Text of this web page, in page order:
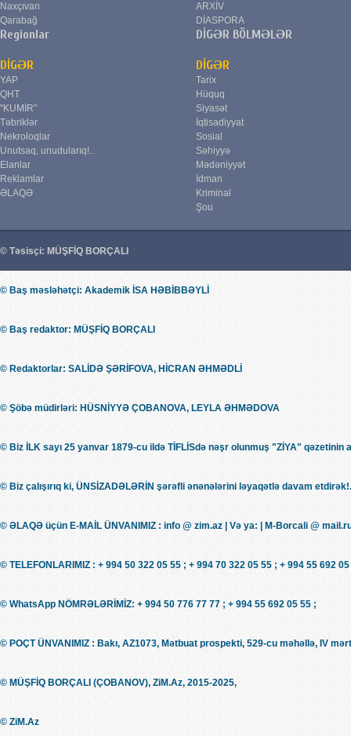
Naxçıvan
Qarabağ
Regionlar
ARXİV
DİASPORA
DİGƏR BÖLMƏLƏR
DİGƏR
YAP
QHT
"KUMİR"
Təbriklər
Nekroloqlar
Unutsaq, unudularıq!..
Elanlar
Reklamlar
ƏLAQƏ
DİGƏR
Tarix
Hüquq
Siyasət
İqtisadiyyat
Sosial
Səhiyyə
Mədəniyyət
İdman
Kriminal
Şou
© Təsisçi: MÜŞFİQ BORÇALI
© Baş məsləhətçi: Akademik İSA HƏBİBBƏYLİ
© Baş redaktor: MÜŞFİQ BORÇALI
© Redaktorlar: SALİDƏ ŞƏRİFOVA, HİCRAN ƏHMƏDLİ
© Şöbə müdirləri: HÜSNİYYƏ ÇOBANOVA, LEYLA ƏHMƏDOVA
© Biz İLK sayı 25 yanvar 1879-cu ildə TİFLİSdə nəşr olunmuş "ZİYA" qəzetinin
© Biz çalışırıq ki, ÜNSİZADƏLƏRİN şərəfli ənənələrini ləyaqətlə davam
© ƏLAQƏ üçün E-MAİL ÜNVANIMIZ : info @ zim.az | Və ya: | M-Borcali @
© TELEFONLARIMIZ : + 994 50 322 05 55 ; + 994 70 322 05 55 ; + 994 55 692
© WhatsApp NÖMRƏLƏRİMİZ: + 994 50 776 77 77 ; + 994 55 692 05 55 ;
© POÇT ÜNVANIMIZ : Bakı, AZ1073, Mətbuat prospekti, 529-cu məhəllə, IV
© MÜŞFİQ BORÇALI (ÇOBANOV), ZiM.Az, 2015-2025,
© ZiM.Az